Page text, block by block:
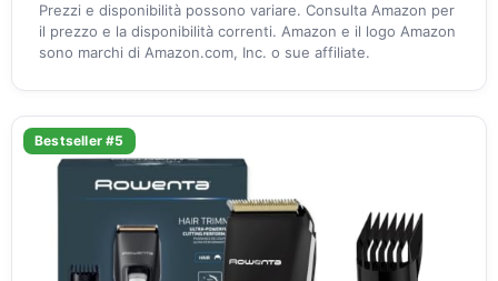
Prezzi e disponibilità possono variare. Consulta Amazon per
il prezzo e la disponibilità correnti. Amazon e il logo Amazon
sono marchi di Amazon.com, Inc. o sue affiliate.
Bestseller #5